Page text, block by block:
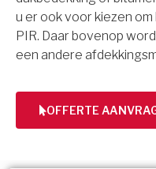
u er ook voor kiezen
PIR. Daar bovenop
een andere
OFFERTE